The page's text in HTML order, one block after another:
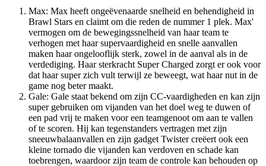
Max: Max heeft ongeëvenaarde snelheid en behendigheid in
Brawl Stars en claimt om die reden de nummer 1 plek. Max'
vermogen om de bewegingssnelheid van haar team te
verhogen met haar supervaardigheid en snelle aanvallen
maken haar ongelooflijk sterk, zowel in de aanval als in de
verdediging. Haar sterkracht Super Charged zorgt er ook voor
dat haar super zich vult terwijl ze beweegt, wat haar nut in de
game nog beter maakt.
Gale: Gale staat bekend om zijn CC-vaardigheden en kan zijn
super gebruiken om vijanden van het doel weg te duwen of
een pad vrij te maken voor een teamgenoot om aan te vallen
of te scoren. Hij kan tegenstanders vertragen met zijn
sneeuwbalaanvallen en zijn gadget Twister creëert ook een
kleine tornado die vijanden kan verdoven en schade kan
toebrengen, waardoor zijn team de controle kan behouden op